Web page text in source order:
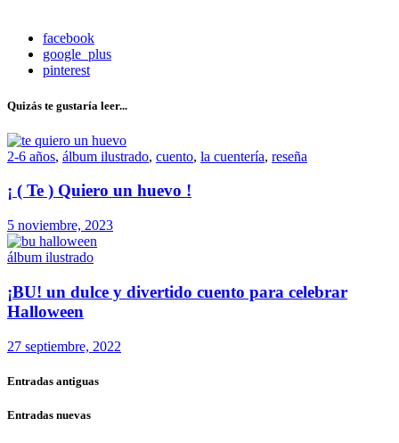
facebook
google_plus
pinterest
Quizás te gustaría leer...
2-6 años, álbum ilustrado, cuento, la cuentería, reseña
¡ ( Te ) Quiero un huevo !
5 noviembre, 2023
álbum ilustrado
¡BU! un dulce y divertido cuento para celebrar
Halloween
27 septiembre, 2022
Entradas antiguas
Entradas nuevas